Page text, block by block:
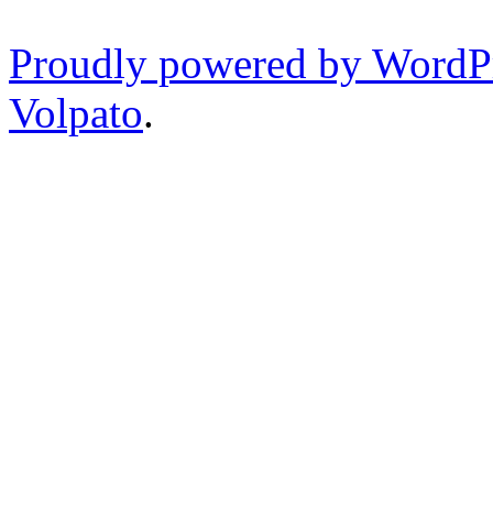
Proudly powered by
Volpato.